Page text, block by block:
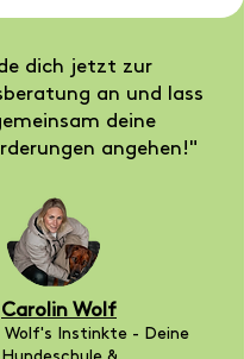
dich jetzt zur
an und lass
deine
angehen!"
Carolin Wolf
Wolf's Instinkte - Deine